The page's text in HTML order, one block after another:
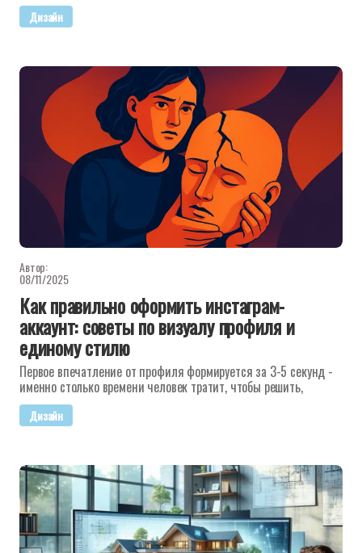
Дизайн
Автор:
08/11/2025
Как правильно оформить инстаграм-
аккаунт: советы по визуалу профиля и
единому стилю
Первое впечатление от профиля формируется за 3-5 секунд -
именно столько времени человек тратит, чтобы решить,
Дизайн